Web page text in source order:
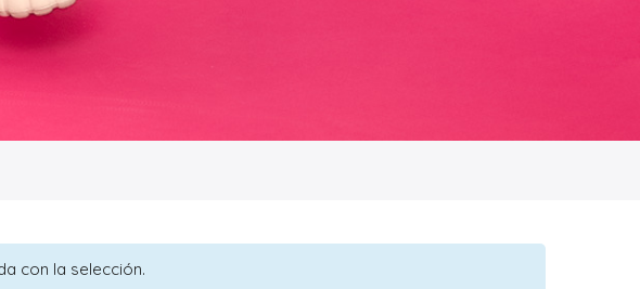
con la selección.